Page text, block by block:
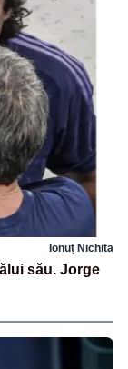
Ionuț Nichita
său. Jorge